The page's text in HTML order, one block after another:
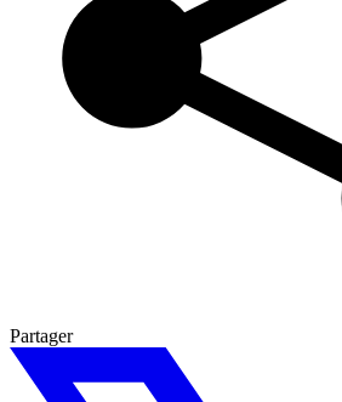
Partager